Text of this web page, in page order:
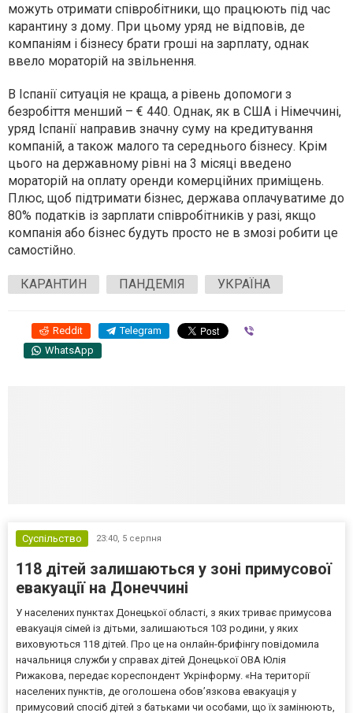
можуть отримати співробітники, що працюють під час
карантину з дому. При цьому уряд не відповів, де
компаніям і бізнесу брати гроші на зарплату, однак
ввело мораторій на звільнення.
В Іспанії ситуація не краща, а рівень допомоги з
безробіття менший – € 440. Однак, як в США і Німеччині,
уряд Іспанії направив значну суму на кредитування
компаній, а також малого та середнього бізнесу. Крім
цього на державному рівні на 3 місяці введено
мораторій на оплату оренди комерційних приміщень.
Плюс, щоб підтримати бізнес, держава оплачуватиме до
80% податків із зарплати співробітників у разі, якщо
компанія або бізнес будуть просто не в змозі робити це
самостійно.
КАРАНТИН ПАНДЕМІЯ УКРАЇНА
Reddit Telegram
WhatsApp
Суспільство 23:40, 5 серпня
118 дітей залишаються у зоні примусової
евакуації на Донеччині
У населених пунктах Донецької області, з яких триває примусова
евакуація сімей із дітьми, залишаються 103 родини, у яких
виховуються 118 дітей. Про це на онлайн-брифінгу повідомила
начальниця служби у справах дітей Донецької ОВА Юлія
Рижакова, передає кореспондент Укрінформу. «На території
населених пунктів, де оголошена обов’язкова евакуація у
примусовий спосіб дітей з батьками чи особами, що їх замінюють,